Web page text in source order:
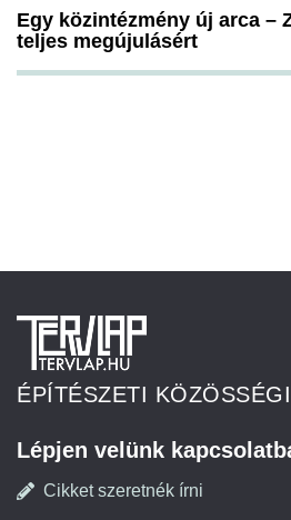
Egy közintézmény új arca –
teljes megújulásért
ÉPÍTÉSZETI
Lépjen velünk
Cikket szeretnék írni